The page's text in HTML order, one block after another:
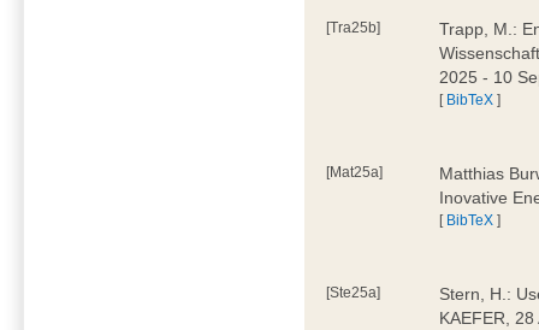
[Tra25b]
Trapp, M.:
2025 - 10
[ BibTeX ]
[Mat25a]
Matthias
Inovative
[ BibTeX ]
[Ste25a]
Stern, H.:
KAEFER,